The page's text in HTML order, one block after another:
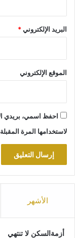
البريد الإلكتروني*
الموقع الإلكتروني
احفظ اسمي، بريدي
لاستخدامها المرة
الأشهر
أزمةالسكن لا تنتهي